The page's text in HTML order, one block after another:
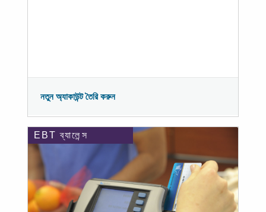
নতুন অ্যাকাউন্ট তৈরি করুন
EBT ব্যালেন্স